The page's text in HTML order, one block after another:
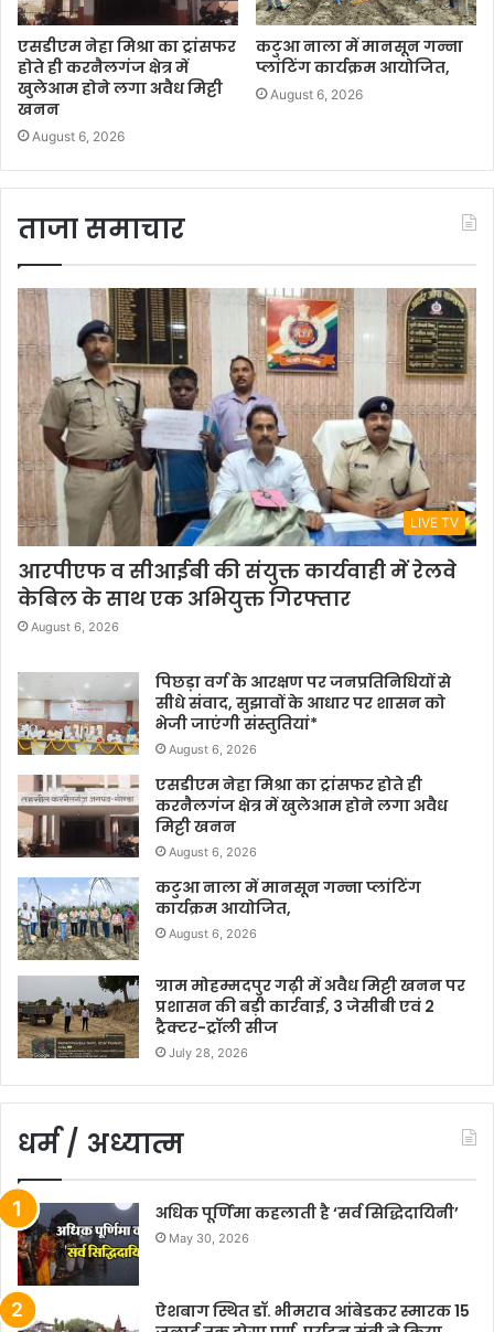
एसडीएम नेहा मिश्रा का ट्रांसफर
होते ही करनैलगंज क्षेत्र में
खुलेआम होने लगा अवैध मिट्टी
खनन
August 6, 2026
कटुआ नाला में मानसून गन्ना
प्लांटिंग कार्यक्रम आयोजित,
August 6, 2026
ताजा समाचार
LIVE TV
आरपीएफ व सीआईबी की संयुक्त कार्यवाही में रेलवे
केबिल के साथ एक अभियुक्त गिरफ्तार
August 6, 2026
पिछड़ा वर्ग के आरक्षण पर जनप्रतिनिधियों से
सीधे संवाद, सुझावों के आधार पर शासन को
भेजी जाएंगी संस्तुतियां*
August 6, 2026
एसडीएम नेहा मिश्रा का ट्रांसफर होते ही
करनैलगंज क्षेत्र में खुलेआम होने लगा अवैध
मिट्टी खनन
August 6, 2026
कटुआ नाला में मानसून गन्ना प्लांटिंग
कार्यक्रम आयोजित,
August 6, 2026
ग्राम मोहम्मदपुर गढ़ी में अवैध मिट्टी खनन पर
प्रशासन की बड़ी कार्रवाई, 3 जेसीबी एवं 2
ट्रैक्टर-ट्रॉली सीज
July 28, 2026
धर्म / अध्यात्म
अधिक पूर्णिमा कहलाती है ‘सर्व सिद्धिदायिनी’
May 30, 2026
ऐशबाग स्थित डॉ. भीमराव आंबेडकर स्मारक 15